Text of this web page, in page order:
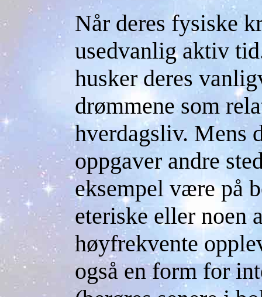
Når deres fysiske
usedvanlig aktiv
husker deres
drømmene som
hverdagsliv. Mens
oppgaver andre
eksempel være på
eteriske eller noen
høyfrekvente
også en form for